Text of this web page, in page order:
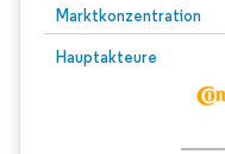
Marktkonzentration
Hauptakteure
Bild © Mordor Intelligence.